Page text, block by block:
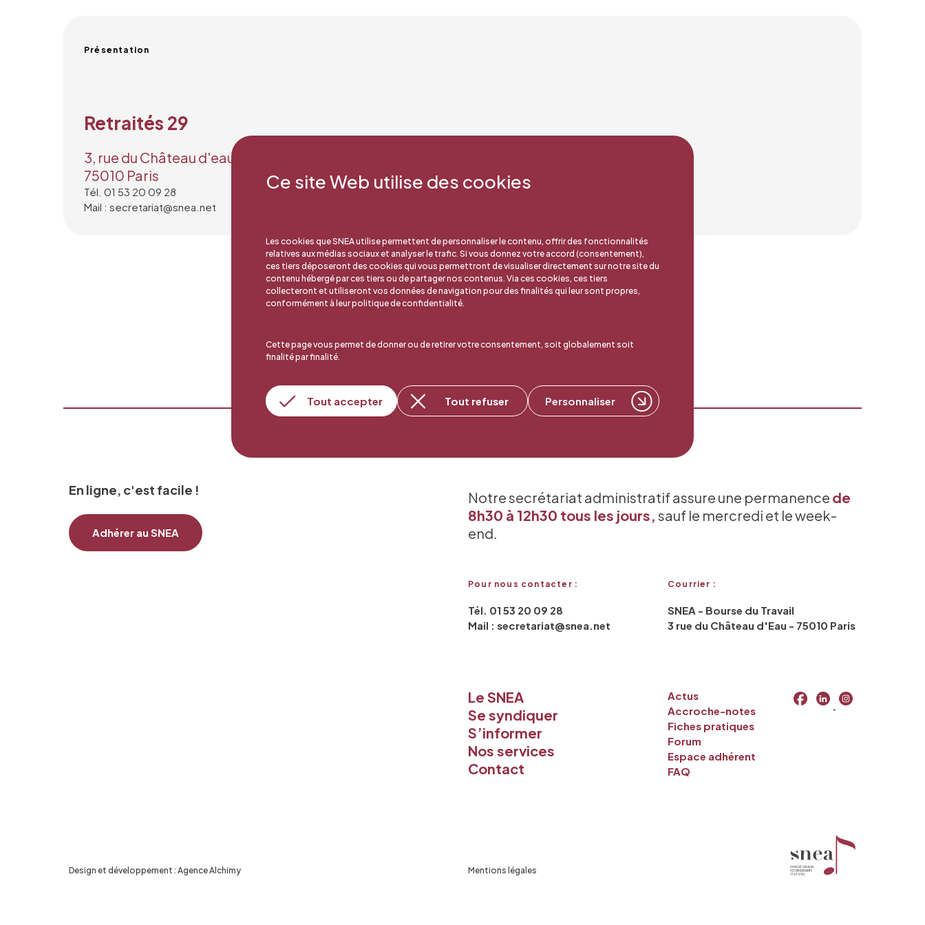
Ce site Web utilise des cookies
Les cookies que SNEA utilise permettent de personnaliser le contenu, offrir des fonctionnalités
relatives aux médias sociaux et analyser le trafic. Si vous donnez votre accord (consentement),
ces tiers déposeront des cookies qui vous permettront de visualiser directement sur notre site du
contenu hébergé par ces tiers ou de partager nos contenus. Via ces cookies, ces tiers
collecteront et utiliseront vos données de navigation pour des finalités qui leur sont propres,
conformément à leur politique de confidentialité.
Cette page vous permet de donner ou de retirer votre consentement, soit globalement soit
finalité par finalité.
Tout accepter Tout refuser Personnaliser
Présentation
Retraités 29
3, rue du Château d'eau
75010 Paris
Tél. 01 53 20 09 28
Mail : secretariat@snea.net
En ligne, c'est facile !
Adhérer au SNEA
Notre secrétariat administratif assure une permanence de
8h30 à 12h30 tous les jours, sauf le mercredi et le week-
end.
Pour nous contacter :
Tél. 01 53 20 09 28
Mail : secretariat@snea.net
Courrier :
SNEA - Bourse du Travail
3 rue du Château d'Eau - 75010 Paris
Le SNEA
Se syndiquer
S’informer
Nos services
Contact
Actus
Accroche-notes
Fiches pratiques
Forum
Espace adhérent
FAQ
Design et développement : Agence Alchimy Mentions légales